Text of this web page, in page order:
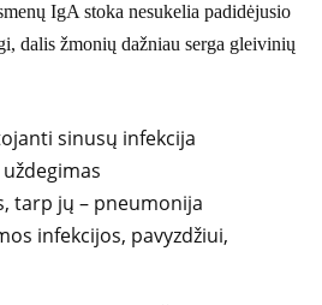
IgA stoka nesukelia padidėjusio
dalis žmonių dažniau serga gleivinių
sinusų infekcija
tarp jų – pneumonija
infekcijos, pavyzdžiui,